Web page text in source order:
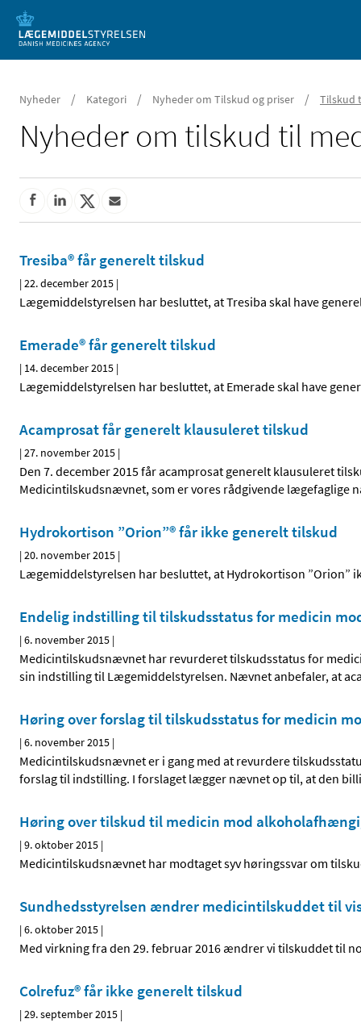
Mobil visning
Nyheder / Kategori / Nyheder om Tilskud og priser / Tilskud
Nyheder om tilskud til
Tresiba® får generelt tilskud
|22. december 2015 |
Lægemiddelstyrelsen har besluttet, at Tresiba skal have
Emerade® får generelt tilskud
| 14. december 2015 |
Lægemiddelstyrelsen har besluttet, at Emerade skal have
Acamprosat får generelt klausuleret tilskud
|27. november 2015 |
Den 7. december 2015 får acamprosat generelt klausuleret
Medicintilskudsnævnet, som er vores rådgivende lægefaglige
Hydrokortison ”Orion”® får ikke generelt tilskud
|20. november 2015 |
Lægemiddelstyrelsen har besluttet, at Hydrokortison ”Orion”
Endelig indstilling til tilskudsstatus for medicin
|6. november 2015 |
Medicintilskudsnævnet har revurderet tilskudsstatus for
sin indstilling til Lægemiddelstyrelsen. Nævnet anbefaler, at
Høring over forslag til tilskudsstatus for medicin
|6. november 2015 |
Medicintilskudsnævnet er i gang med at revurdere
forslag til indstilling. I forslaget lægger nævnet op til, at den
Høring over tilskud til medicin mod
|9. oktober 2015 |
Medicintilskudsnævnet har modtaget syv høringssvar om
Sundhedsstyrelsen ændrer medicintilskuddet til
|6. oktober 2015 |
Med virkning fra den 29. februar 2016 ændrer vi tilskuddet til
Colrefuz® får ikke generelt tilskud
|29. september 2015 |